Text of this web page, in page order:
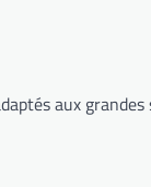
aux grandes